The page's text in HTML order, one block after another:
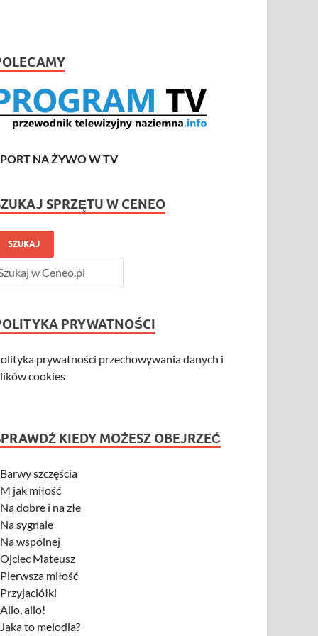
NA ŻYWO W TV
SPRZĘTU W CENEO
SZUKAJ
PRYWATNOŚCI
prywatności przechowywania danych i
cookies
KIEDY MOŻESZ OBEJRZEĆ
Barwy szczęścia
M jak miłość
Na dobre i na złe
Na sygnale
Na wspólnej
Ojciec Mateusz
Pierwsza miłość
Przyjaciółki
Allo, allo!
Jaka to melodia?